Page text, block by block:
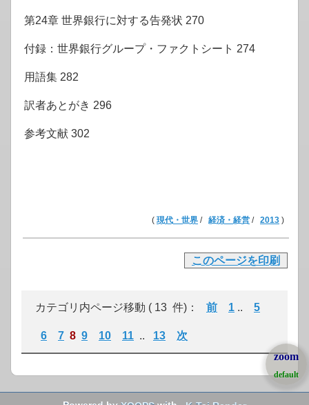
第24章 世界銀行に対する告発状 270
付録：世界銀行グループ・ファクトシート 274
用語集 282
訳者あとがき 296
参考文献 302
( 現代・世界 / 経済・経営 / 2013 )
このページを印刷
カテゴリ内ページ移動 ( 13 件)： 前 1 .. 5
6 7 8 9 10 11 .. 13 次
zoom
default